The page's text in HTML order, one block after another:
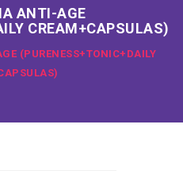
ANTI-AGE
CREAM+CAPSULAS)
(PURENESS+TONIC+DAILY